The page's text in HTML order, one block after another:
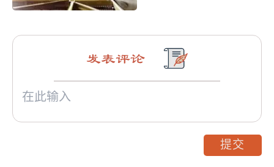
发表评论
提交